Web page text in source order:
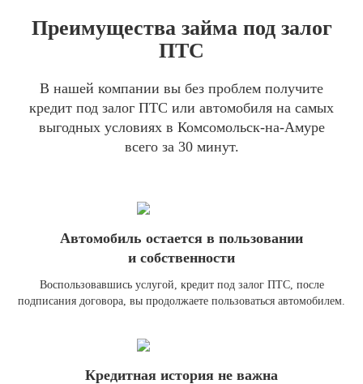
Преимущества займа под залог
ПТС
В нашей компании вы без проблем получите
кредит под залог ПТС или автомобиля на самых
выгодных условиях в Комсомольск-на-Амуре
всего за 30 минут.
Автомобиль остается в пользовании
и собственности
Воспользовавшись услугой, кредит под залог ПТС, после
подписания договора, вы продолжаете пользоваться автомобилем.
Кредитная история не важна